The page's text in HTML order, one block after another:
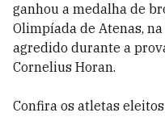
ganhou a medalha de
Olimpíada de Atenas,
agredido durante a
Cornelius Horan.
Confira os atletas